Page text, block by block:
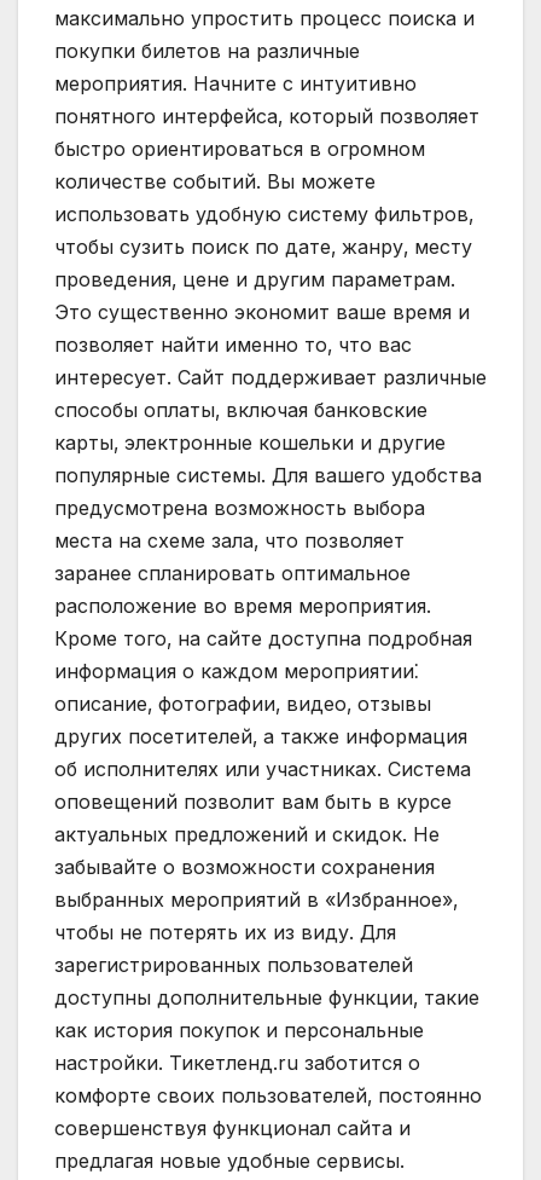
максимально упростить процесс поиска и
покупки билетов на различные
мероприятия. Начните с интуитивно
понятного интерфейса‚ который позволяет
быстро ориентироваться в огромном
количестве событий. Вы можете
использовать удобную систему фильтров‚
чтобы сузить поиск по дате‚ жанру‚ месту
проведения‚ цене и другим параметрам.
Это существенно экономит ваше время и
позволяет найти именно то‚ что вас
интересует. Сайт поддерживает различные
способы оплаты‚ включая банковские
карты‚ электронные кошельки и другие
популярные системы. Для вашего удобства
предусмотрена возможность выбора
места на схеме зала‚ что позволяет
заранее спланировать оптимальное
расположение во время мероприятия.
Кроме того‚ на сайте доступна подробная
информация о каждом мероприятии⁚
описание‚ фотографии‚ видео‚ отзывы
других посетителей‚ а также информация
об исполнителях или участниках. Система
оповещений позволит вам быть в курсе
актуальных предложений и скидок. Не
забывайте о возможности сохранения
выбранных мероприятий в «Избранное»‚
чтобы не потерять их из виду. Для
зарегистрированных пользователей
доступны дополнительные функции‚ такие
как история покупок и персональные
настройки. Тикетленд.ru заботится о
комфорте своих пользователей‚ постоянно
совершенствуя функционал сайта и
предлагая новые удобные сервисы.